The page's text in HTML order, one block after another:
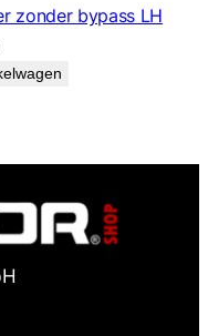
zonder bypass LH